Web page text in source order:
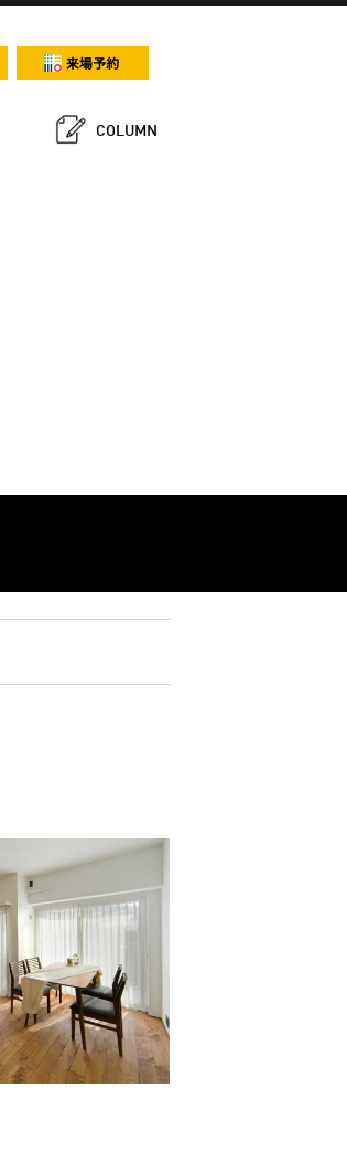
COLUMN